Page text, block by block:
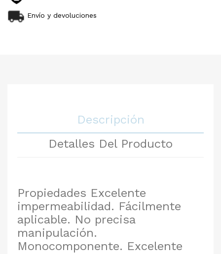
Envío y devoluciones
Descripción
Detalles Del Producto
Propiedades Excelente
impermeabilidad. Fácilmente
aplicable. No precisa
manipulación.
Monocomponente. Excelente